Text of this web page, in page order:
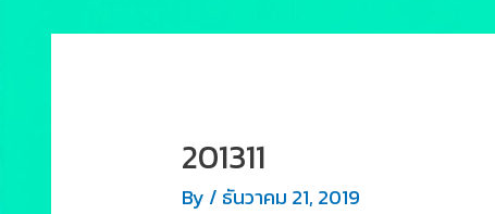
201311
By / ธันวาคม 21, 2019